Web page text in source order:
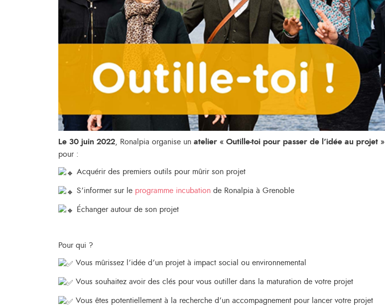
Le 30 juin 2022, Ronalpia organise un atelier « Outille-toi pour passer de l’idée au projet »
pour :
Acquérir des premiers outils pour mûrir son projet
S’informer sur le programme incubation de Ronalpia à Grenoble
Échanger autour de son projet
Pour qui ?
Vous mûrissez l’idée d’un projet à impact social ou environnemental
Vous souhaitez avoir des clés pour vous outiller dans la maturation de votre projet
Vous êtes potentiellement à la recherche d’un accompagnement pour lancer votre projet